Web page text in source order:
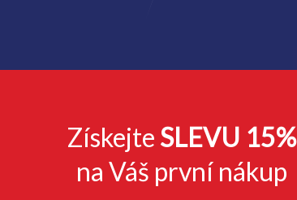
Získejte SLEVU 15%
na Váš první nákup